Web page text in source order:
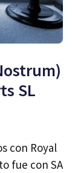
SL
con Royal
fue con SA